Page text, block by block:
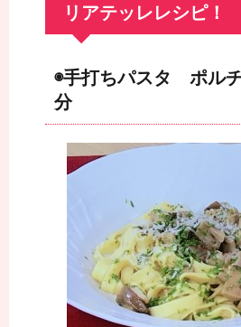
リアテッレレシピ！
◉手打ちパスタ ポル
分